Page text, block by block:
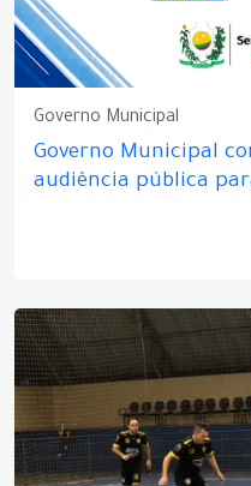
Governo Municipal
Governo Municipal
audiência pública